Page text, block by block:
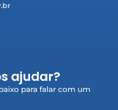
ajudar?
para falar com um